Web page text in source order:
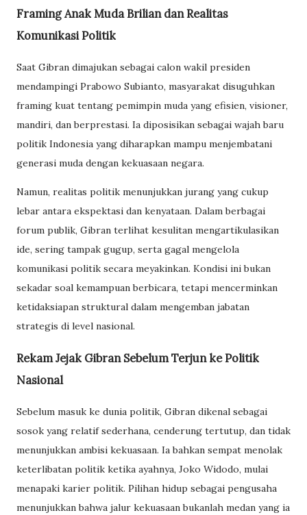
Framing Anak Muda Brilian dan Realitas
Komunikasi Politik
Saat Gibran dimajukan sebagai calon wakil presiden
mendampingi Prabowo Subianto, masyarakat disuguhkan
framing kuat tentang pemimpin muda yang efisien, visioner,
mandiri, dan berprestasi. Ia diposisikan sebagai wajah baru
politik Indonesia yang diharapkan mampu menjembatani
generasi muda dengan kekuasaan negara.
Namun, realitas politik menunjukkan jurang yang cukup
lebar antara ekspektasi dan kenyataan. Dalam berbagai
forum publik, Gibran terlihat kesulitan mengartikulasikan
ide, sering tampak gugup, serta gagal mengelola
komunikasi politik secara meyakinkan. Kondisi ini bukan
sekadar soal kemampuan berbicara, tetapi mencerminkan
ketidaksiapan struktural dalam mengemban jabatan
strategis di level nasional.
Rekam Jejak Gibran Sebelum Terjun ke Politik
Nasional
Sebelum masuk ke dunia politik, Gibran dikenal sebagai
sosok yang relatif sederhana, cenderung tertutup, dan tidak
menunjukkan ambisi kekuasaan. Ia bahkan sempat menolak
keterlibatan politik ketika ayahnya, Joko Widodo, mulai
menapaki karier politik. Pilihan hidup sebagai pengusaha
menunjukkan bahwa jalur kekuasaan bukanlah medan yang ia